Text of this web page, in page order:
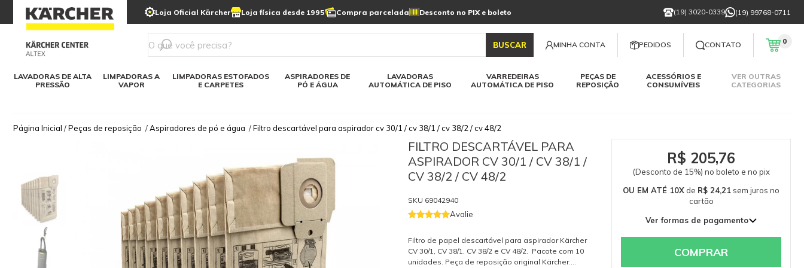
Loja Oficial Kärcher Loja física desde 1995 Compra parcelada Desconto no PIX e boleto (19) 3020-0339 (19) 99768-0711
BUSCAR MINHA CONTA PEDIDOS CONTATO 0
LAVADORAS DE ALTA
PRESSÃO
Detergentes
Linha a bateria
LIMPADORAS A
VAPOR
LIMPADORAS ESTOFADOS
E CARPETES
ASPIRADORES DE
PÓ E ÁGUA
Linha a bateria
LAVADORAS
AUTOMÁTICA DE PISO
VARREDEIRAS
AUTOMÁTICA DE PISO
PEÇAS DE
REPOSIÇÃO
Lavadoras automática
Varredeiras automática
ACESSÓRIOS E
CONSUMÍVEIS
Varredeiras automática
VER OUTRAS
CATEGORIAS
Kärcher para o lar Soluções digitais
Limpeza de painel
solar
Página Inicial /Peças de reposição /Aspiradores de pó e água /Filtro descartável para aspirador cv 30/1 / cv 38/1 / cv 38/2 / cv 48/2
FILTRO DESCARTÁVEL PARA
ASPIRADOR CV 30/1 / CV 38/1 /
CV 38/2 / CV 48/2
SKU 69042940
Avalie
Filtro de papel descartável para aspirador Kärcher
CV 30/1, CV 38/1, CV 38/2 e CV 48/2. Pacote com 10
unidades. Peça de reposição original Kärcher.
R$ 205,76
(Desconto de 15%) no boleto e no pix
OU EM ATÉ 10X de R$ 24,21 sem juros no
cartão
Ver formas de pagamento
2x de R$ 121,04 sem juros
COMPRAR